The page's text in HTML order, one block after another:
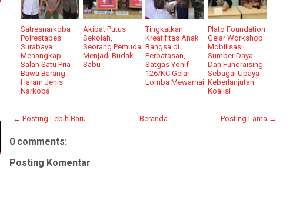
Satresnarkoba
Polrestabes
Surabaya
Menangkap
Salah Satu Pria
Bawa Barang
Haram Jenis
Narkoba
Akibat Putus
Sekolah,
Seorang Pemuda
Menjadi Budak
Sabu
Tingkatkan
Kreatifitas Anak
Bangsa di
Perbatasan,
Satgas Yonif
126/KC Gelar
Lomba Mewarnai
Plato Foundation
Gelar Workshop
Mobilisasi
Sumber Daya
Dan Fundraising
Sebagai Upaya
Keberlanjutan
Koalisi
← Posting Lebih Baru Posting Lama →
Beranda
0 comments:
Posting Komentar